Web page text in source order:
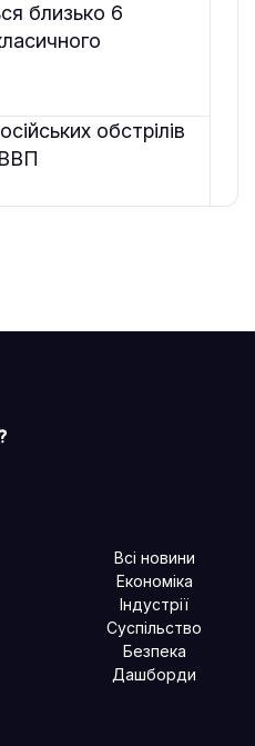
близько 6
обстрілів
Всі новини
Економіка
Індустрії
Суспільство
Безпека
Дашборди